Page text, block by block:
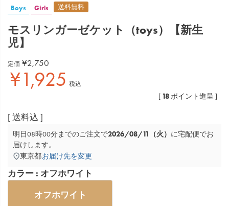
Boys Girls 送料無料
モスリンガーゼケット（toys）【新生
児】
定価 ¥2,750
¥1,925 税込
[ 18ポイント進呈 ]
送料込
明日08時00分までのご注文で2026/08/11（火） に宅配便でお
届けします。
東京都お届け先を変更
カラー オフホワイト
オフホワイト